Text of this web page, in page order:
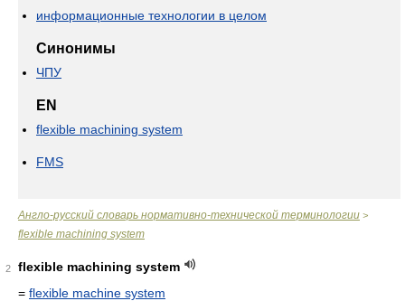
информационные технологии в целом
Синонимы
ЧПУ
EN
flexible machining system
FMS
Англо-русский словарь нормативно-технической терминологии >
flexible machining system
2
flexible machining system
= flexible machine system